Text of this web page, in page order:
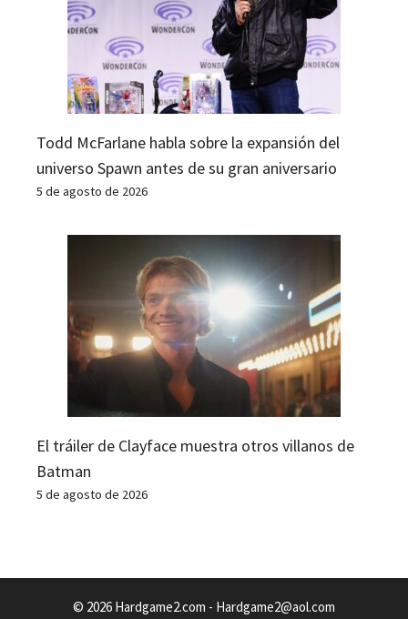
Todd McFarlane habla sobre la expansión del
universo Spawn antes de su gran aniversario
5 de agosto de 2026
El tráiler de Clayface muestra otros villanos de
Batman
5 de agosto de 2026
© 2026 Hardgame2.com - Hardgame2@aol.com